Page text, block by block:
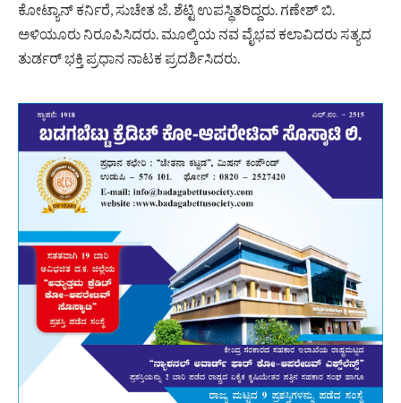
ಕೋಟ್ಯಾನ್ ಕರ್ನಿರೆ, ಸುಚೇತ ಜೆ. ಶೆಟ್ಟಿ ಉಪಸ್ಥಿತರಿದ್ದರು. ಗಣೇಶ್ ಬಿ.
ಅಳಿಯೂರು ನಿರೂಪಿಸಿದರು. ಮೂಲ್ಕಿಯ ನವ ವೈಭವ ಕಲಾವಿದರು ಸತ್ಯದ
ತುರ್ಡರ್ ಭಕ್ತಿ ಪ್ರಧಾನ ನಾಟಕ ಪ್ರದರ್ಶಿಸಿದರು.